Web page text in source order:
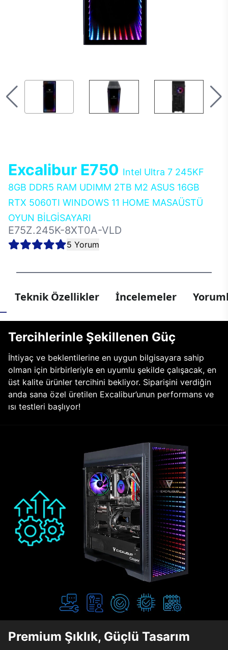
Excalibur E750 Intel Ultra 7 245KF
8GB DDR5 RAM UDIMM 2TB M2 ASUS 16GB
RTX 5060TI WINDOWS 11 HOME MASAÜSTÜ
OYUN BİLGİSAYARI
E75Z.245K-8XT0A-VLD
5 Yorum
Teknik Özellikler İncelemeler
Tercihlerinle Şekillenen Güç
İhtiyaç ve beklentilerine en uygun bilgisayara sahip
olman için birbirleriyle en uyumlu şekilde çalışacak, en
üst kalite ürünler tercihini bekliyor. Siparişini verdiğin
anda sana özel üretilen Excalibur’unun performans ve
ısı testleri başlıyor!
Premium Şıklık, Güçlü Tasarım